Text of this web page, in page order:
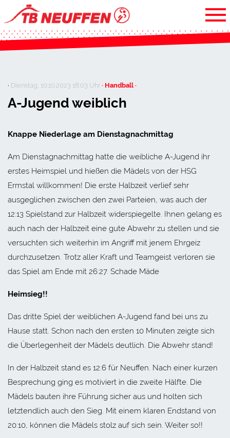
· Dienstag, 10.10.2023 18:03 Uhr· Handball ·
A-Jugend weiblich
Knappe Niederlage am Dienstagnachmittag
Am Dienstagnachmittag hatte die weibliche A-Jugend ihr
erstes Heimspiel und hießen die Mädels von der HSG
Ermstal willkommen! Die erste Halbzeit verlief sehr
ausgeglichen zwischen den zwei Parteien, was auch der
12:13 Spielstand zur Halbzeit widerspiegelte. Ihnen gelang es
auch nach der Halbzeit eine gute Abwehr zu stellen und sie
versuchten sich weiterhin im Angriff mit jenem Ehrgeiz
durchzusetzen. Trotz aller Kraft und Teamgeist verloren sie
das Spiel am Ende mit 26:27. Schade Mäde
Heimsieg!!
Das dritte Spiel der weiblichen A-Jugend fand bei uns zu
Hause statt. Schon nach den ersten 10 Minuten zeigte sich
die Überlegenheit der Mädels deutlich. Die Abwehr stand!
In der Halbzeit stand es 12:6 für Neuffen. Nach einer kurzen
Besprechung ging es motiviert in die zweite Hälfte. Die
Mädels bauten ihre Führung sicher aus und holten sich
letztendlich auch den Sieg. Mit einem klaren Endstand von
20:10, können die Mädels stolz auf sich sein. Weiter so!!